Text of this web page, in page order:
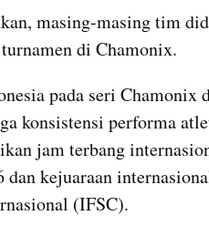
masing-masing tim
di Chamonix.
pada seri Chamonix
konsistensi performa
jam terbang
dan kejuaraan
(IFSC).